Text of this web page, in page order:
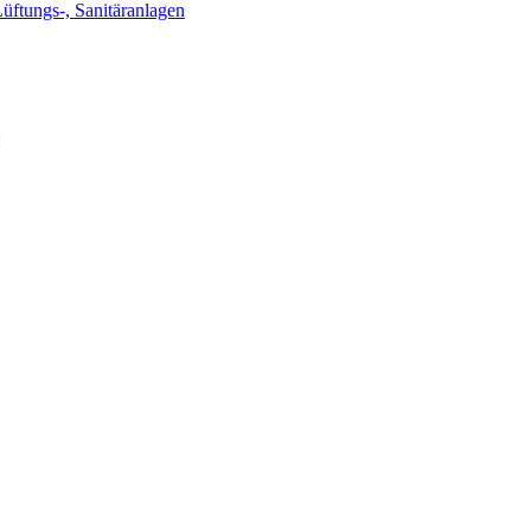
, Sanitäranlagen